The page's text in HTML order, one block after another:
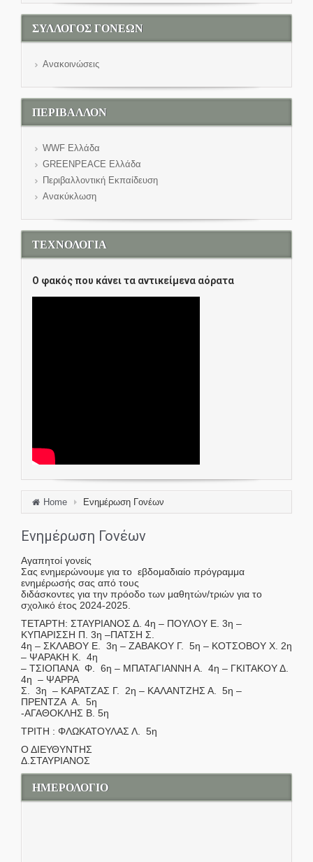
ΣΥΛΛΟΓΟΣ ΓΟΝΕΩΝ
Ανακοινώσεις
ΠΕΡΙΒΑΛΛΟΝ
WWF Eλλάδα
GREENPEACE Ελλάδα
Περιβαλλοντική Εκπαίδευση
Ανακύκλωση
ΤΕΧΝΟΛΟΓΙΑ
O φακός που κάνει τα αντικείμενα αόρατα
Home Ενημέρωση Γονέων
Ενημέρωση Γονέων
Αγαπητοί γονείς
Σας ενημερώνουμε για το εβδομαδιαίο πρόγραμμα
ενημέρωσής σας από τους
διδάσκοντες για την πρόοδο των μαθητών/τριών για το
σχολικό έτος 2024-2025.
ΤΕΤΑΡΤΗ: ΣΤΑΥΡΙΑΝΟΣ Δ. 4η – ΠΟΥΛΟΥ Ε. 3η –
ΚΥΠΑΡΙΣΣΗ Π. 3η –ΠΑΤΣΗ Σ.
4η – ΣΚΛΑΒΟΥ Ε. 3η – ΖΑΒΑΚΟΥ Γ. 5η – ΚΟΤΣΟΒΟΥ Χ. 2η
– ΨΑΡΑΚΗ Κ. 4η
– ΤΣΙΟΠΑΝΑ Φ. 6η – ΜΠΑΤΑΓΙΑΝΝΗ Α. 4η – ΓΚΙΤΑΚΟΥ Δ.
4η – ΨΑΡΡΑ
Σ. 3η – ΚΑΡΑΤΖΑΣ Γ. 2η – ΚΑΛΑΝΤΖΗΣ Α. 5η –
ΠΡΕΝΤΖΑ Α. 5η
-ΑΓΑΘΟΚΛΗΣ Β. 5η
ΤΡΙΤΗ : ΦΛΩΚΑΤΟΥΛΑΣ Λ. 5η
Ο ΔΙΕΥΘΥΝΤΗΣ
Δ.ΣΤΑΥΡΙΑΝΟΣ
ΗΜΕΡΟΛΟΓΙΟ